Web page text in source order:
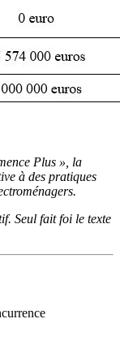
Plus », la
à des pratiques
Seul fait foi le texte